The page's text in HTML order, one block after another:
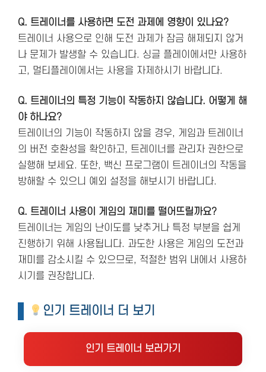
Q. 트레이너를 사용하면 도전 과제에 영향이 있나요?
트레이너 사용으로 인해 도전 과제가 잠금 해제되지 않거
나 문제가 발생할 수 있습니다. 싱글 플레이에서만 사용하
고, 멀티플레이에서는 사용을 자제하시기 바랍니다.
Q. 트레이너의 특정 기능이 작동하지 않습니다. 어떻게 해
야 하나요?
트레이너의 기능이 작동하지 않을 경우, 게임과 트레이너
의 버전 호환성을 확인하고, 트레이너를 관리자 권한으로
실행해 보세요. 또한, 백신 프로그램이 트레이너의 작동을
방해할 수 있으니 예외 설정을 해보시기 바랍니다.
Q. 트레이너 사용이 게임의 재미를 떨어뜨릴까요?
트레이너는 게임의 난이도를 낮추거나 특정 부분을 쉽게
진행하기 위해 사용됩니다. 과도한 사용은 게임의 도전과
재미를 감소시킬 수 있으므로, 적절한 범위 내에서 사용하
시기를 권장합니다.
인기 트레이너 더 보기
인기 트레이너 보러가기